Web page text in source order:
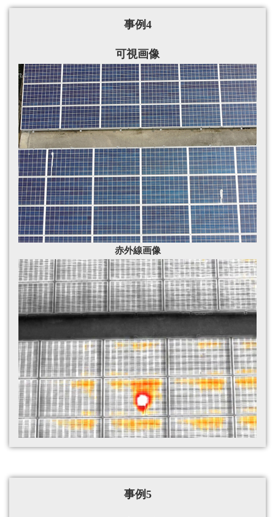
事例4
可視画像
赤外線画像
事例5